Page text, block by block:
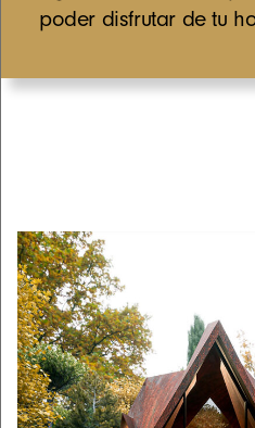
poder disfrutar de tu